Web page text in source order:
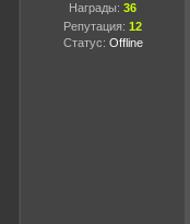
Награды: 36
Репутация: 12
Статус: Offline